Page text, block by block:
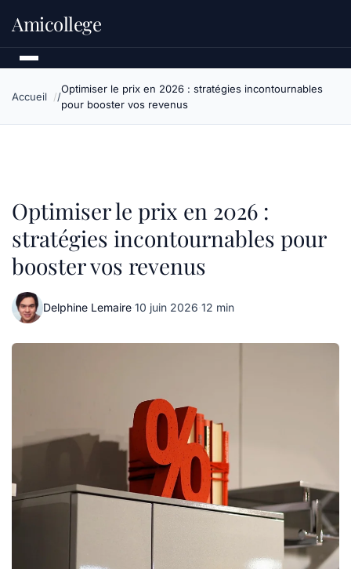
Amicollege
Accueil
Optimiser le prix en 2026 : stratégies incontournables
pour booster vos revenus
Optimiser le prix en 2026 :
stratégies incontournables pour
booster vos revenus
Delphine Lemaire·10 juin 2026·12 min